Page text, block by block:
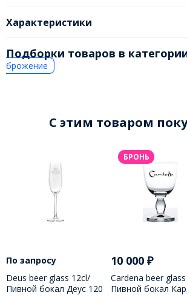
Характеристики
Подборки товаров в
брожение
C этим товаром
По запросу
Deus beer glass 12cl/
Пивной бокал Деус 120
БРОНЬ
10 000 ₽
Cardena beer
Пивной бокал